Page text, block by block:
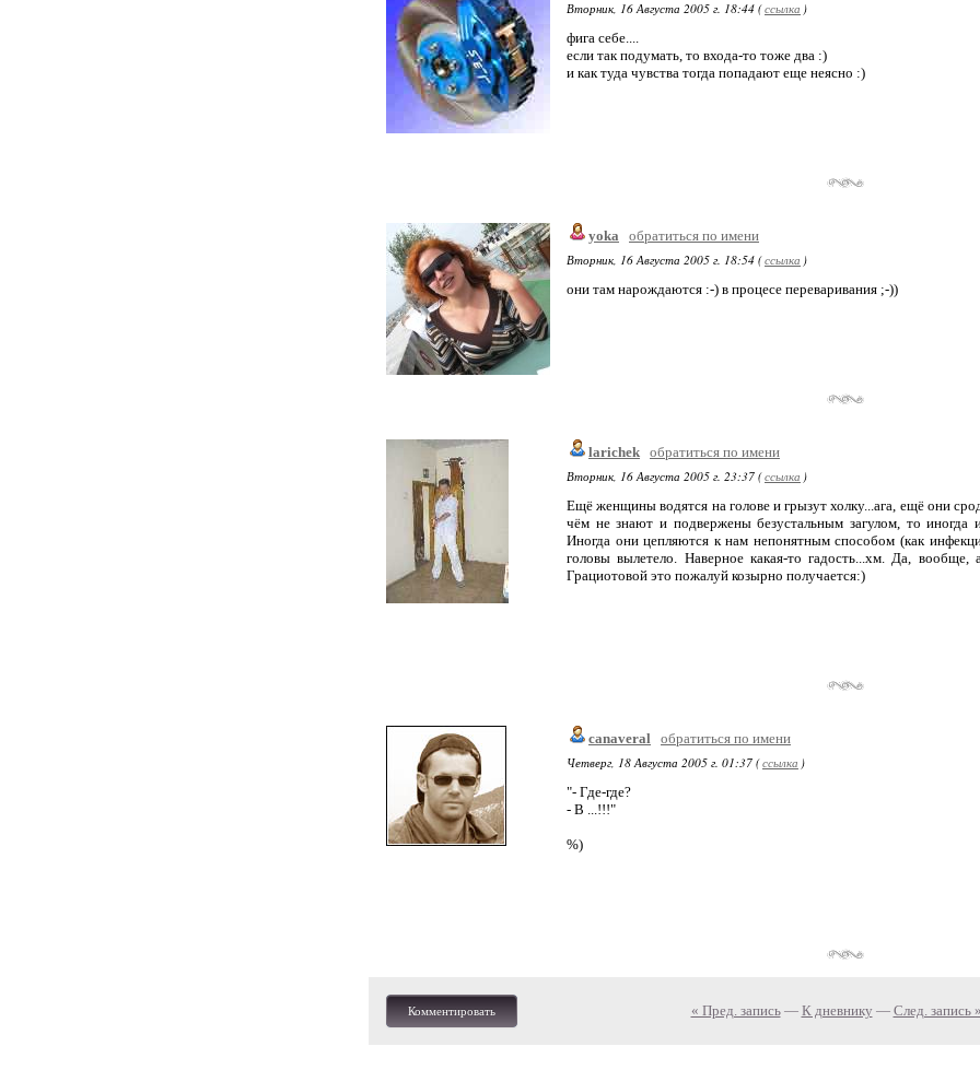
Вторник, 16 Августа 2005 г. 18:44 (ссылка )
фига себе....
если так подумать, то входа-то тоже два :)
и как туда чувства тогда попадают еще неясно :)
yoka
обратиться по имени
Вторник, 16 Августа 2005 г. 18:54 (ссылка )
они там нарождаются :-) в процесе переваривания ;-))
larichek обратиться по имени
Вторник, 16 Августа 2005 г. 23:37 (ссылка )
Ещё женщины водятся на голове и грызут холку...ага, ещё они
чём не знают и подвержены безустальным загулом, то
Иногда они цепляются к нам непонятным способом (как
головы вылетело. Наверное какая-то гадость...хм. Да,
Грациотовой это пожалуй козырно получается:)
canaveral обратиться по имени
Четверг, 18 Августа 2005 г. 01:37 (ссылка )
"- Где-где?
- В ...!!!"
%)
Комментировать « Пред. запись— К дневнику — След. запись »